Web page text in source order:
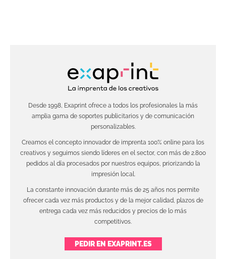
Desde 1998, Exaprint ofrece a todos los profesionales la más
amplia gama de soportes publicitarios y de comunicación
personalizables.
Creamos el concepto innovador de imprenta 100% online para los
creativos y seguimos siendo líderes en el sector, con más de 2.800
pedidos al día procesados por nuestros equipos, priorizando la
impresión local.
La constante innovación durante más de 25 años nos permite
ofrecer cada vez más productos y de la mejor calidad, plazos de
entrega cada vez más reducidos y precios de lo más
competitivos.
PEDIR EN EXAPRINT.ES